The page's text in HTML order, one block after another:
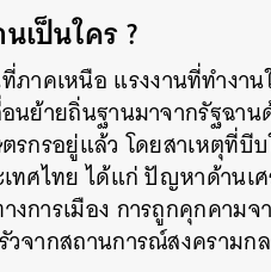
เป็นใคร ?
ภาคเหนือ แรงงานที่ทำงา
นย้ายถิ่นฐานมาจากรัฐฉ
รกรอยู่แล้ว โดยสาเหตุที่บี
ทศไทย ได้แก่ ปัญหาด้านเ
การเมือง การถูกคุกคาม
จากสถานการณ์สงครามกล